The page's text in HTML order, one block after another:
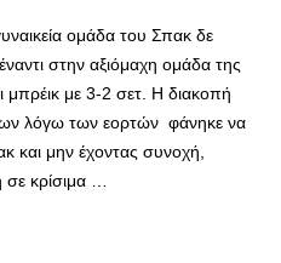
ομάδα του Σπακ δε
στην αξιόμαχη ομάδα της
μπρέικ με 3-2 σετ. Η διακοπή
λόγω των εορτών φάνηκε να
και μην έχοντας συνοχή,
κρίσιμα …